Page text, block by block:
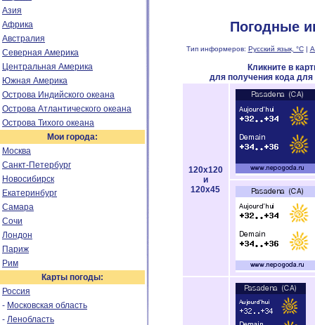
Азия
Африка
Австралия
Северная Америка
Центральная Америка
Южная Америка
Острова Индийского океана
Острова Атлантического океана
Острова Тихого океана
Мои города:
Москва
Санкт-Петербург
Новосибирск
Екатеринбург
Самара
Сочи
Лондон
Париж
Рим
Карты погоды:
Россия
- Московская область
- Ленобласть
Погодные
Тип информеров: Русский язык, °C|
Кликните в
для получения кода
120x120
и
120x45